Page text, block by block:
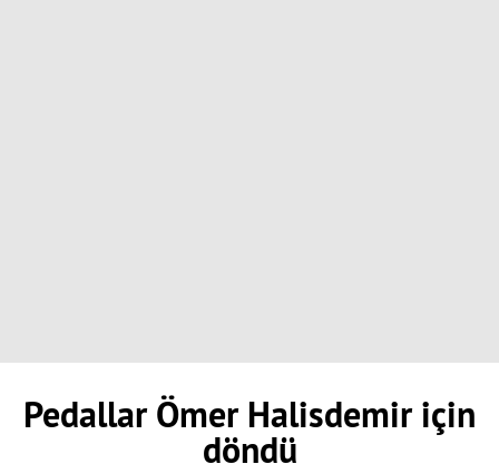
Pedallar Ömer Halisdemir için
döndü